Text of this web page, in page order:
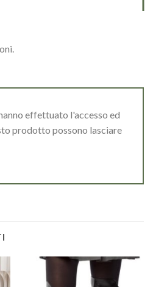
effettuato l'accesso ed
prodotto possono lasciare